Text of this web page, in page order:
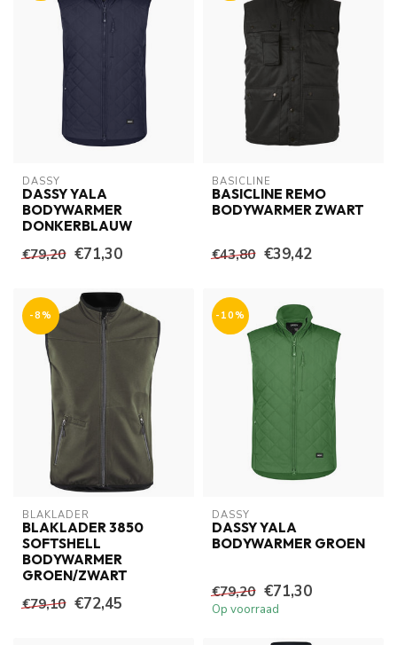
DASSY
DASSY YALA
BODYWARMER
DONKERBLAUW
€79,20 €71,30
BASICLINE
BASICLINE REMO
BODYWARMER ZWART
€43,80 €39,42
-8%
BLAKLADER
BLAKLADER 3850
SOFTSHELL
BODYWARMER
GROEN/ZWART
€79,10 €72,45
-10%
DASSY
DASSY YALA
BODYWARMER GROEN
€79,20 €71,30
Op voorraad